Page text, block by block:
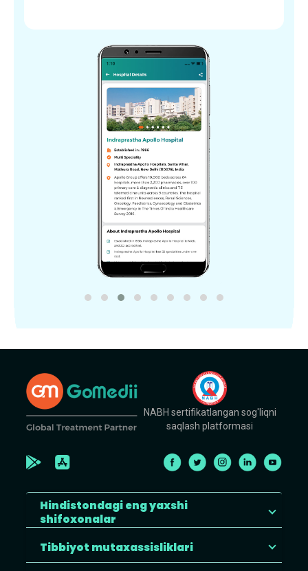
NABH sertifikatlangan sog'liqni
saqlash platformasi
Hindistondagi eng yaxshi
shifoxonalar
Tibbiyot mutaxassisliklari